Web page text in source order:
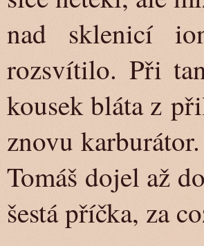
nad sklenicí
rozsvítilo. Při
kousek bláta z
znovu
Tomáš dojel až
šestá příčka, za